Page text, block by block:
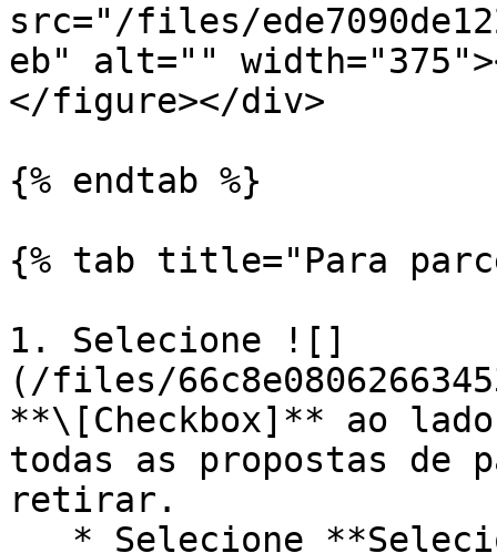
src="/files/
eb" alt=""
</figure></div>
{% endtab %}
{% tab title="Para
1. Selecione ![]
(/files/
**\[Checkbox]** ao
todas as propostas de
retirar.